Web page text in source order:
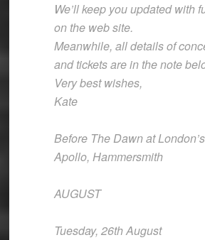
We’ll keep you updated with
on the web site.
Meanwhile, all details of
and tickets are in the note
Very best wishes,
Kate
Before The Dawn at
Apollo, Hammersmith
AUGUST
Tuesday, 26th August